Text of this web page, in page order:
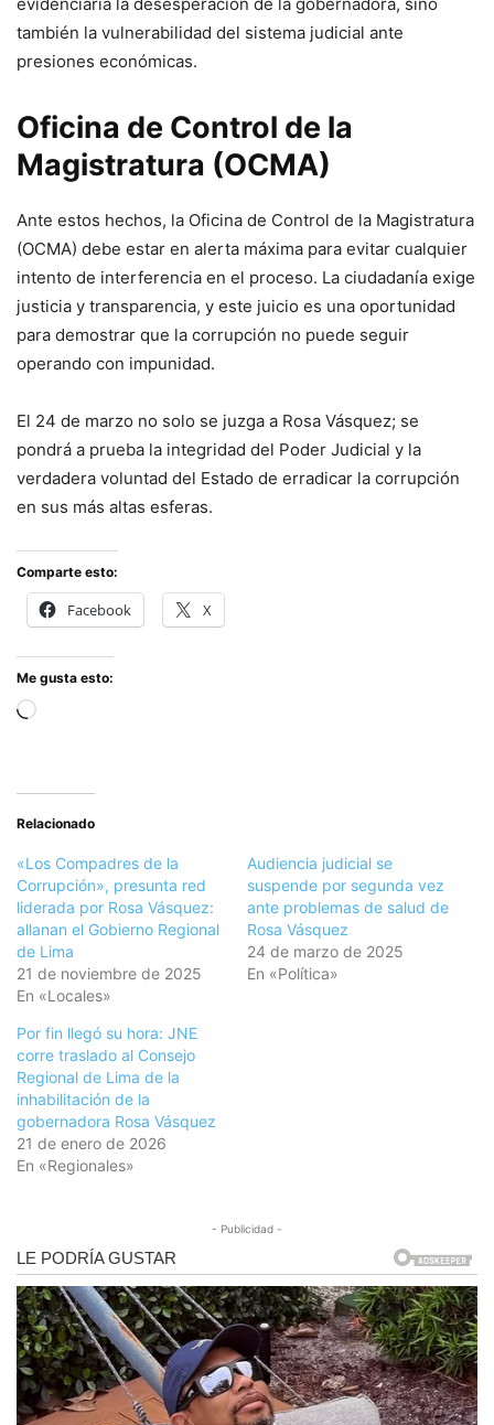
también la vulnerabilidad del sistema judicial ante
presiones económicas.
Oficina de Control de la
Magistratura (OCMA)
Ante estos hechos, la Oficina de Control de la Magistratura
(OCMA) debe estar en alerta máxima para evitar cualquier
intento de interferencia en el proceso. La ciudadanía exige
justicia y transparencia, y este juicio es una oportunidad
para demostrar que la corrupción no puede seguir
operando con impunidad.
El 24 de marzo no solo se juzga a Rosa Vásquez; se
pondrá a prueba la integridad del Poder Judicial y la
verdadera voluntad del Estado de erradicar la corrupción
en sus más altas esferas.
Comparte esto:
Facebook X
Me gusta esto:
Cargando...
Relacionado
«Los Compadres de la
Corrupción», presunta red
liderada por Rosa Vásquez:
allanan el Gobierno Regional
de Lima
21 de noviembre de 2025
En «Locales»
Audiencia judicial se
suspende por segunda vez
ante problemas de salud de
Rosa Vásquez
24 de marzo de 2025
En «Política»
Por fin llegó su hora: JNE
corre traslado al Consejo
Regional de Lima de la
inhabilitación de la
gobernadora Rosa Vásquez
21 de enero de 2026
En «Regionales»
- Publicidad -